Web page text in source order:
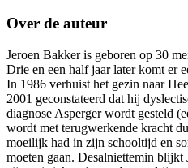
Over de auteur
Jeroen Bakker is geboren op 30
Drie en een half jaar later komt er
In 1986 verhuist het gezin naar
2001 geconstateerd dat hij
diagnose Asperger wordt gesteld
wordt met terugwerkende kracht
moeilijk had in zijn schooltijd en
moeten gaan. Desalniettemin blijkt